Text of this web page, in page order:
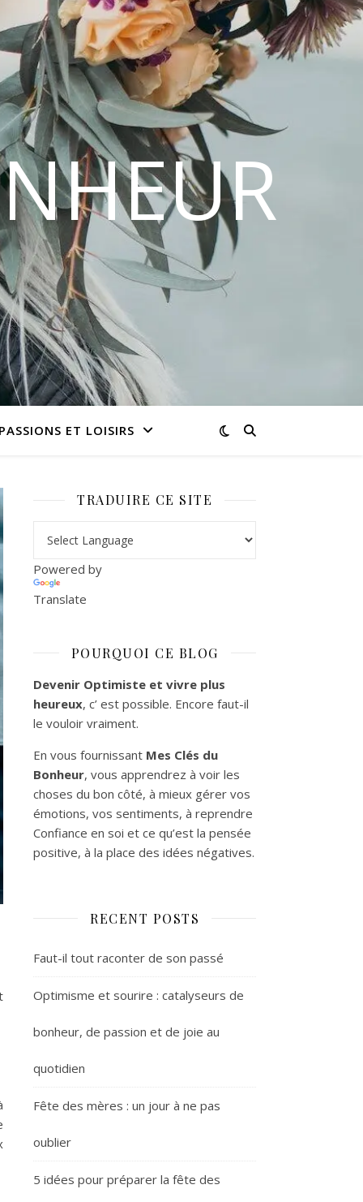
PASSIONS ET LOISIRS
TRADUIRE CE SITE
Powered by
Translate
POURQUOI CE BLOG
Devenir Optimiste et vivre plus
heureux, c’ est possible. Encore faut-il
le vouloir vraiment.
En vous fournissant Mes Clés du
Bonheur, vous apprendrez à voir les
choses du bon côté, à mieux gérer vos
émotions, vos sentiments, à reprendre
Confiance en soi et ce qu’est la pensée
positive, à la place des idées négatives.
RECENT POSTS
Faut-il tout raconter de son passé
Optimisme et sourire : catalyseurs de
bonheur, de passion et de joie au
quotidien
Fête des mères : un jour à ne pas
oublier
5 idées pour préparer la fête des